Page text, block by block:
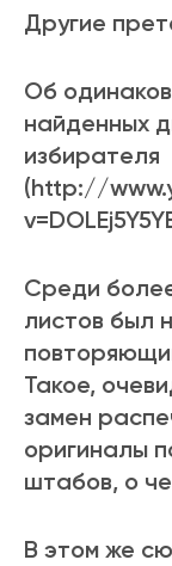
Другие
Об
найденных
избирателя
(http://
Среди
листов был
Такое,
замен
оригиналы
штабов, о
В этом же